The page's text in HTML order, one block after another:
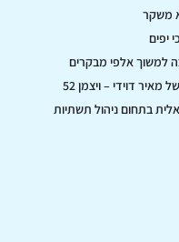
יפים
למשוך אלפי מבקרים
דוידי – ויצמן 52
בתחום ניהול תשתיות